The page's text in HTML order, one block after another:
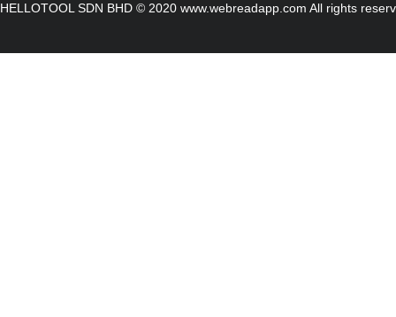
HELLOTOOL SDN BHD © 2020 www.webreadapp.com All rights